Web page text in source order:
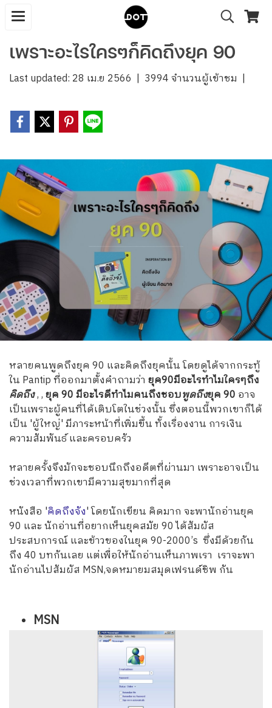
เพราะอะไรใครๆก็คิดถึงยุค 90
Last updated: 28 เม.ย 2566 | 3994 จำนวนผู้เข้าชม |
หลายคนพูดถึงยุค 90 และคิดถึงยุคนั้น โดยดูได้จากกระทู้
ใน Pantip ที่ออกมาตั้งคำถามว่า ยุค90มีอะไรทำไมใครๆถึง
คิดถึง, ,ยุค 90 มีอะไรดีทำไมคนถึงชอบพูดถึงยุค 90 อาจ
เป็นเพราะผู้คนที่ได้เติบโตในช่วงนั้น ซึ่งตอนนี้พวกเขาก็ได้
เป็น 'ผู้ใหญ่' มีภาระหน้าที่เพิ่มขึ้น ทั้งเรื่องงาน การเงิน
ความสัมพันธ์ และครอบครัว
หลายครั้งจึงมักจะชอบนึกถึงอดีตที่ผ่านมา เพราะอาจเป็น
ช่วงเวลาที่พวกเขามีความสุขมากที่สุด
หนังสือ 'คิดถึงจัง' โดยนักเขียน คิดมาก จะพานักอ่านยุค
90 และ นักอ่านที่อยากเห็นยุคสมัย 90 ได้สัมผัส
ประสบการณ์ และข้าวของในยุค 90-2000’s ซึ่งมีด้วยกัน
ถึง 40 บทกันเลย แต่เพื่อให้นักอ่านเห็นภาพเรา เราจะพา
นักอ่านไปสัมผัส MSN,จดหมายมสมุดเฟรนด์ชิพ กัน
MSN